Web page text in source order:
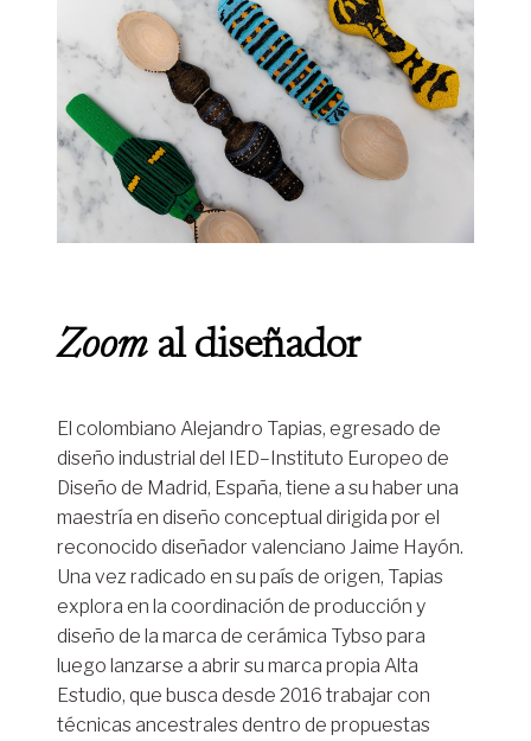
Zoomal diseñador
El colombiano Alejandro Tapias, egresado de
diseño industrial del IED–Instituto Europeo de
Diseño de Madrid, España, tiene a su haber una
maestría en diseño conceptual dirigida por el
reconocido diseñador valenciano Jaime Hayón.
Una vez radicado en su país de origen, Tapias
explora en la coordinación de producción y
diseño de la marca de cerámica Tybso para
luego lanzarse a abrir su marca propia Alta
Estudio, que busca desde 2016 trabajar con
técnicas ancestrales dentro de propuestas